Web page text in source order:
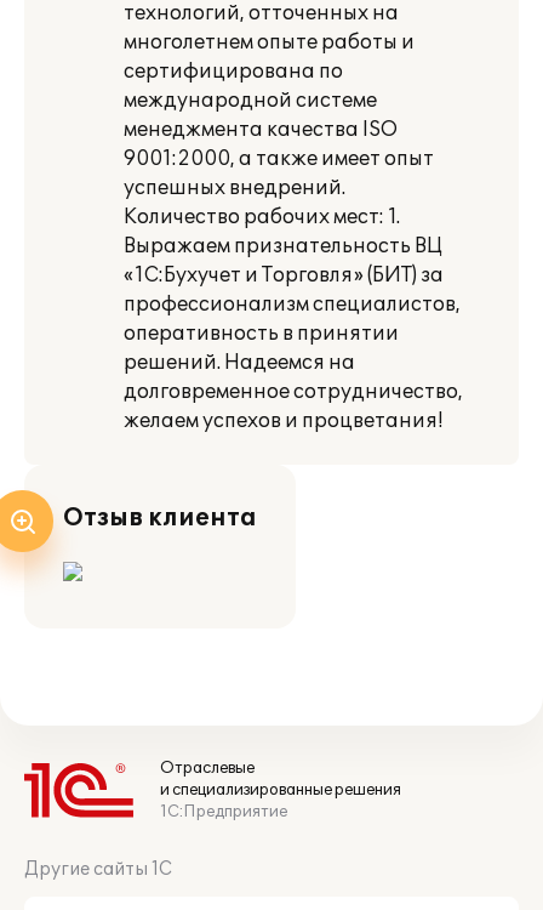
технологий, отточенных на
многолетнем опыте работы и
сертифицирована по
международной системе
менеджмента качества ISO
9001:2000, а также имеет опыт
успешных внедрений.
Количество рабочих мест: 1.
Выражаем признательность ВЦ
«1С:Бухучет и Торговля» (БИТ) за
профессионализм специалистов,
оперативность в принятии
решений. Надеемся на
долговременное сотрудничество,
желаем успехов и процветания!
Отзыв клиента
Отраслевые
и специализированные решения
1С:Предприятие
Другие сайты 1С